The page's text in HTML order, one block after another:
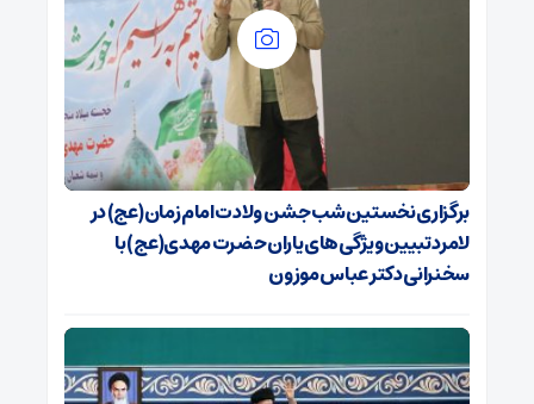
برگزاری نخستین شب جشن ولادت امام زمان(عج) در
لامرد تبیین ویژگی‌های یاران حضرت مهدی(عج) با
سخنرانی دکتر عباس موزون